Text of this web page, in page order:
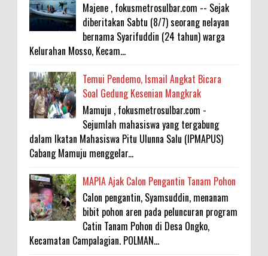
Majene , fokusmetrosulbar.com -- Sejak
diberitakan Sabtu (8/7) seorang nelayan
bernama Syarifuddin (24 tahun) warga
Kelurahan Mosso, Kecam...
Temui Pendemo, Ismail Angkat Bicara
Soal Gedung Kesenian Mangkrak
Mamuju , fokusmetrosulbar.com -
Sejumlah mahasiswa yang tergabung
dalam Ikatan Mahasiswa Pitu Ulunna Salu (IPMAPUS)
Cabang Mamuju menggelar...
MAPIA Ajak Calon Pengantin Tanam Pohon
Calon pengantin, Syamsuddin, menanam
bibit pohon aren pada peluncuran program
Catin Tanam Pohon di Desa Ongko,
Kecamatan Campalagian. POLMAN...